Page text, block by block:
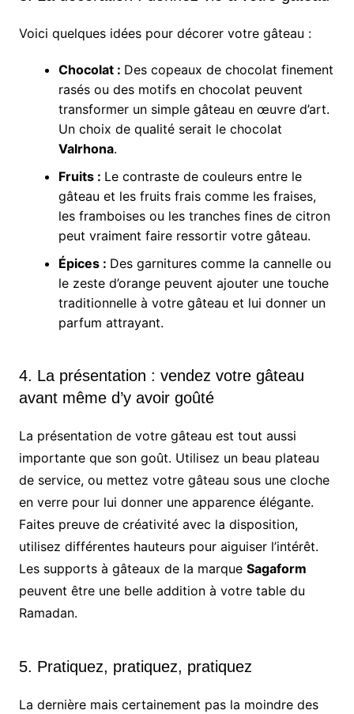
Voici quelques idées pour décorer votre gâteau :
Chocolat : Des copeaux de chocolat finement
rasés ou des motifs en chocolat peuvent
transformer un simple gâteau en œuvre d’art.
Un choix de qualité serait le chocolat
Valrhona.
Fruits : Le contraste de couleurs entre le
gâteau et les fruits frais comme les fraises,
les framboises ou les tranches fines de citron
peut vraiment faire ressortir votre gâteau.
Épices : Des garnitures comme la cannelle ou
le zeste d’orange peuvent ajouter une touche
traditionnelle à votre gâteau et lui donner un
parfum attrayant.
4. La présentation : vendez votre gâteau
avant même d’y avoir goûté
La présentation de votre gâteau est tout aussi
importante que son goût. Utilisez un beau plateau
de service, ou mettez votre gâteau sous une cloche
en verre pour lui donner une apparence élégante.
Faites preuve de créativité avec la disposition,
utilisez différentes hauteurs pour aiguiser l’intérêt.
Les supports à gâteaux de la marque Sagaform
peuvent être une belle addition à votre table du
Ramadan.
5. Pratiquez, pratiquez, pratiquez
La dernière mais certainement pas la moindre des